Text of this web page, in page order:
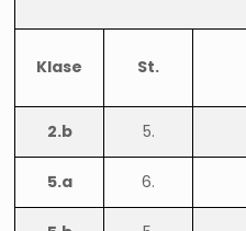
Klase St.
2.b 5.
5.a 6.